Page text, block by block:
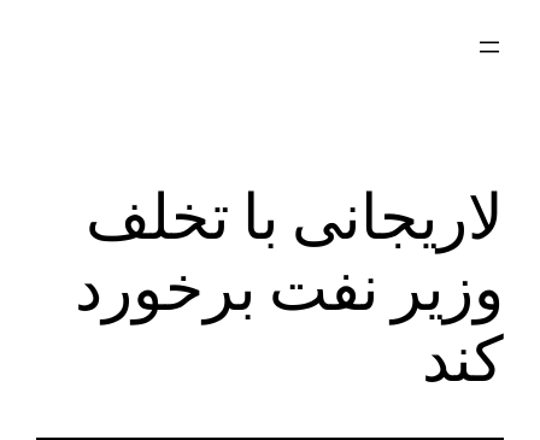
لاریجانی با تخلف
وزیر نفت برخورد
کند